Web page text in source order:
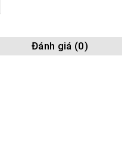
Đánh giá (0)